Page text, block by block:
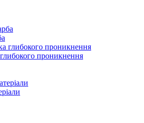
проникнення